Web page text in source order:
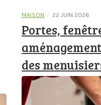
MAISON / 22 JUIN 2026
Portes,
des